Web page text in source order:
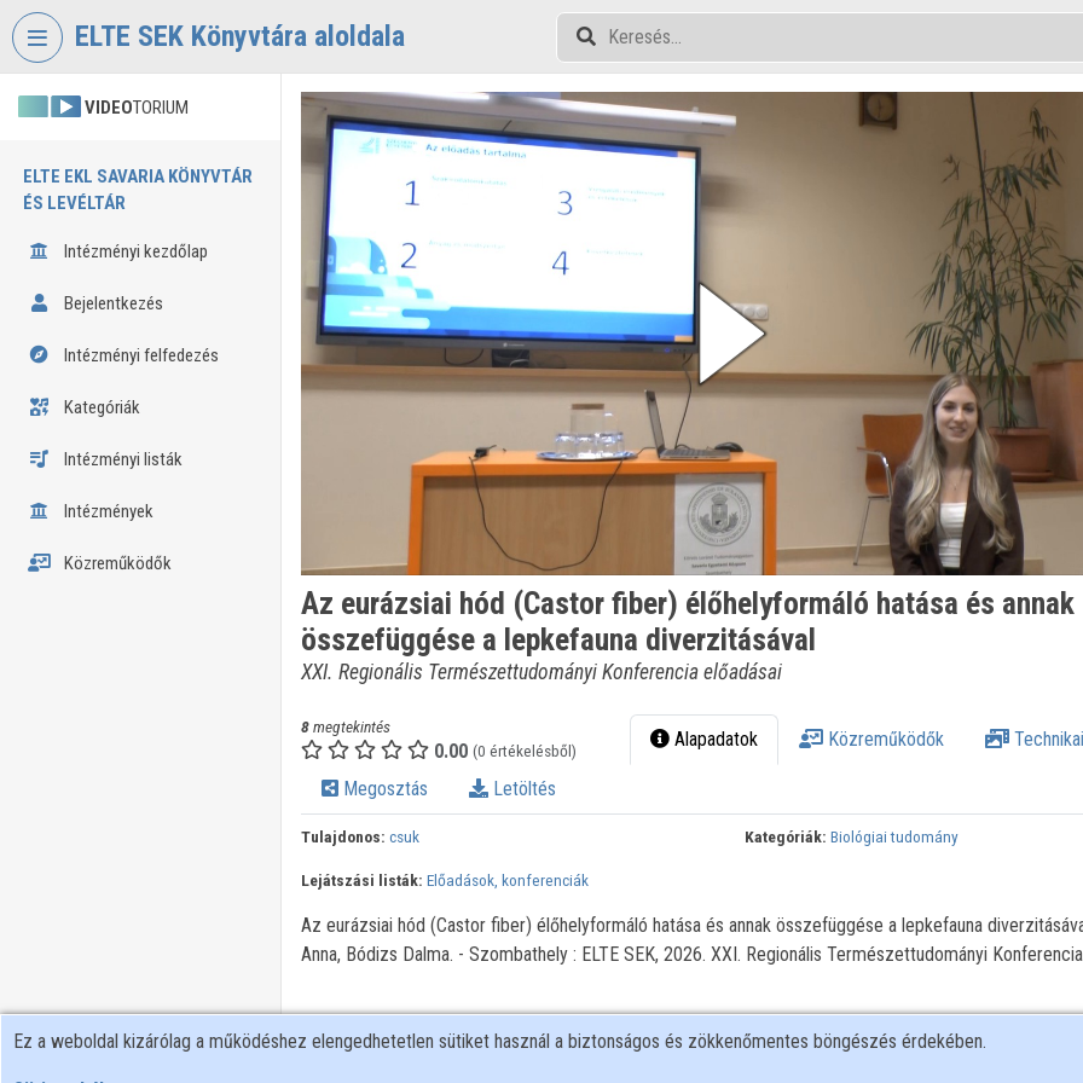
Fejléc kihagyása
ELTE SEK Könyvtára aloldala
VIDEOTORIUM
ELTE EKL SAVARIA KÖNYVTÁR
ÉS LEVÉLTÁR
Intézményi kezdőlap
Bejelentkezés
Intézményi felfedezés
Kategóriák
Intézményi listák
Intézmények
Közreműködők
Az eurázsiai hód (Castor fiber) élőhelyformáló hatása és annak
összefüggése a lepkefauna diverzitásával
XXI. Regionális Természettudományi Konferencia előadásai
8megtekintés
0.00 (0 értékelésből) Alapadatok Közreműködők
Megosztás Letöltés
Tulajdonos: csuk Kategóriák: Biológiai tudomány
Lejátszási listák: Előadások, konferenciák
Az eurázsiai hód (Castor fiber) élőhelyformáló hatása és annak összefüggése a lepkefauna
Anna, Bódizs Dalma. - Szombathely : ELTE SEK, 2026. XXI. Regionális Természettudományi
Ez a weboldal kizárólag a működéshez elengedhetetlen sütiket használ a biztonságos és zökkenőmentes böngészés érdekében.